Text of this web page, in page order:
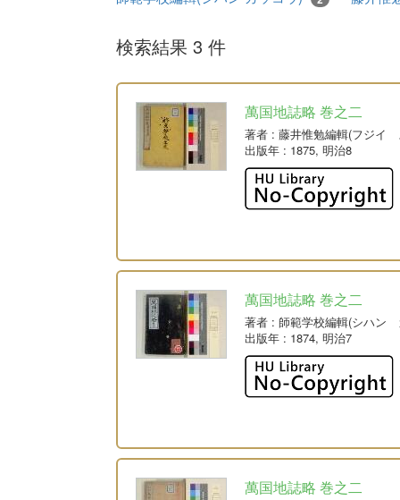
検索結果 3 件
萬国地誌略 巻之二
著者 : 藤井惟勉編輯(フジイ
出版年 : 1875, 明治8
萬国地誌略 巻之二
著者 : 師範学校編輯(シハン
出版年 : 1874, 明治7
萬国地誌略 巻之二